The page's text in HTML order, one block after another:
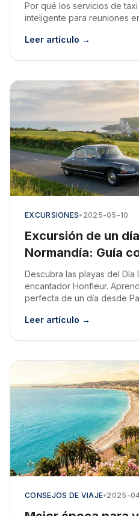
Por qué los servicios de
inteligente para reuniones
Leer artículo →
EXCURSIONES• 2025-05-10
Excursión de un
Normandía: Guía
Descubra las playas del Día
encantador Honfleur.
perfecta de un día desde
Leer artículo →
CONSEJOS DE VIAJE•2025-